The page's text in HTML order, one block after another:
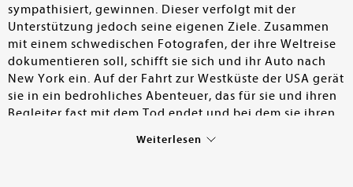
sympathisiert, gewinnen. Dieser verfolgt mit der
Unterstützung jedoch seine eigenen Ziele. Zusammen
mit einem schwedischen Fotografen, der ihre Weltreise
dokumentieren soll, schifft sie sich und ihr Auto nach
New York ein. Auf der Fahrt zur Westküste der USA gerät
sie in ein bedrohliches Abenteuer, das für sie und ihren
Begleiter fast mit dem Tod endet und bei dem sie ihren
Bände angelegte Erzählung wurde von der Weltreise der
Weiterlesen